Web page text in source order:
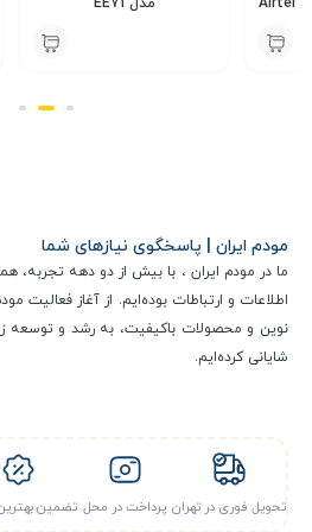
عملکرد تقسیم شبکه
عملکرد روتر:
سفارشی‌سازی NAT/Bridge
سفارشی‌سازی DHCP
عملکرد DDNS
عملکرد VLAN
رابط وب
امنیت:مدیریت حساب کاربری Admin/Superadmin،
Airtel
مدل EE71
مودم ایران | پاسخگوی نیازهای شما
ما در مودم ایران ، با بیش از دو دهه تجربه،
اطلاعات و ارتباطات بوده‌ایم. از آغاز فعالیت
نوین و محصولات باکیفیت، به رشد و توسعه
شایانی کرده‌ایم.
تحویل فوری در تهران پرداخت در محل تضمین